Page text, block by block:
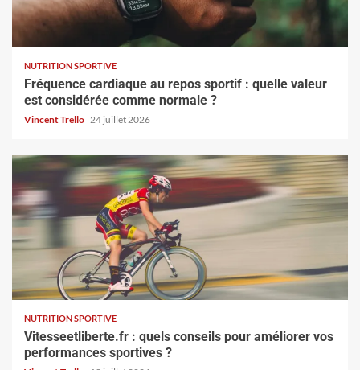
NUTRITION SPORTIVE
Fréquence cardiaque au repos sportif : quelle valeur
est considérée comme normale ?
Vincent Trello 24 juillet 2026
NUTRITION SPORTIVE
Vitesseetliberte.fr : quels conseils pour améliorer vos
performances sportives ?